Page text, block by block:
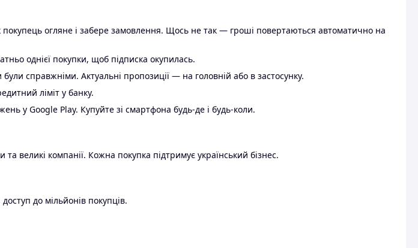
огляне і забере замовлення. Щось не так — гроші повертаються автоматично на
однієї покупки, щоб підписка окупилась.
справжніми. Актуальні пропозиції — на головній або в застосунку.
ліміт у банку.
у Google Play. Купуйте зі смартфона будь-де і будь-коли.
великі компанії. Кожна покупка підтримує український бізнес.
до мільйонів покупців.